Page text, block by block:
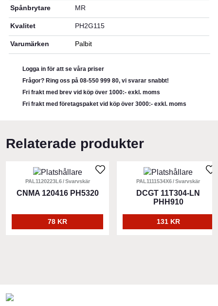
Spånbrytare MR
Kvalitet PH2G115
Varumärken Palbit
Logga in för att se våra priser
Frågor? Ring oss på 08-550 999 80, vi svarar snabbt!
Fri frakt med brev vid köp över 1000:- exkl. moms
Fri frakt med företagspaket vid köp över 3000:- exkl. moms
Relaterade produkter
PAL1120223L6 Svarvskär
CNMA 120416 PH5320
78 KR
PAL1111534X6 Svarvskär
DCGT 11T304-LN
PHH910
131 KR